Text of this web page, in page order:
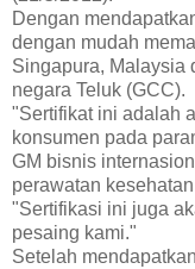
Dengan
dengan mudah
Singapura, Malaysia
negara Teluk (GCC).
"Sertifikat ini adalah
konsumen pada
GM bisnis
perawatan
"Sertifikasi ini juga
pesaing kami."
Setelah